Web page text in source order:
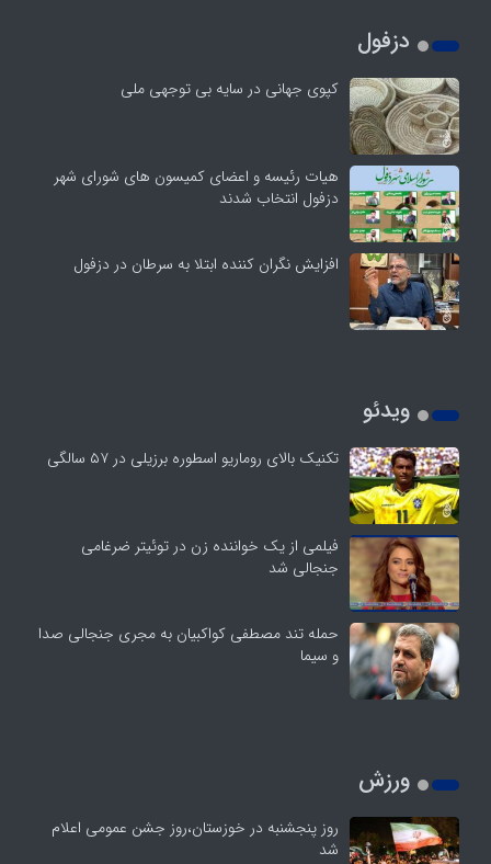
دزفول
کپوی جهانی در سایه بی توجهی ملی
هیات رئیسه و اعضای کمیسون های شورای شهر
دزفول انتخاب شدند
افزایش نگران کننده ابتلا به سرطان در دزفول
ویدئو
تکنیک بالای روماریو اسطوره برزیلی در ۵۷ سالگی
فیلمی از یک خواننده زن در توئیتر ضرغامی
جنجالی شد
حمله تند مصطفی کواکبیان به مجری جنجالی صدا
و سیما
ورزش
روز پنجشنبه در خوزستان،روز جشن عمومی اعلام
شد